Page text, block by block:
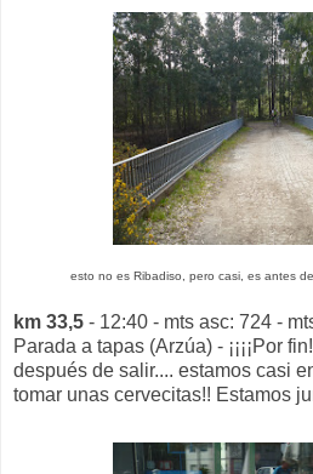
esto no es Ribadiso, pero casi, es antes
km 33,5 - 12:40 - mts asc: 724 -
Parada a tapas (Arzúa) - ¡¡¡¡Por
después de salir.... estamos casi
tomar unas cervecitas!! Estamos